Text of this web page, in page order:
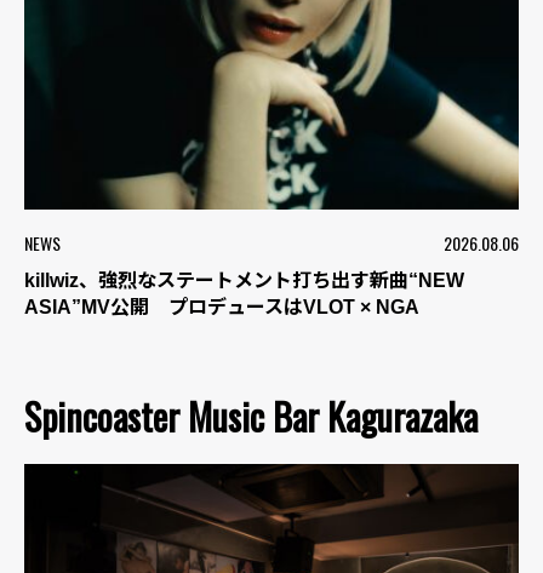
NEWS 2026.08.06
killwiz、強烈なステートメント打ち出す新曲“NEW
ASIA”MV公開 プロデュースはVLOT × NGA
Spincoaster Music Bar Kagurazaka